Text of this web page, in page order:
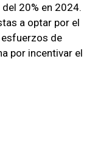
20% en 2024.
a optar por el
de
por incentivar el